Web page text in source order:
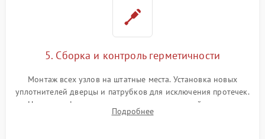
5. Сборка и контроль герметичности
Монтаж всех узлов на штатные места. Установка новых
уплотнителей дверцы и патрубков для исключения протечек.
Надежная фиксация хомутов гидравлической системы,
сборка корпуса и установка датчика поплавка.
Подробнее